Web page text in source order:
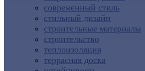
современный стиль
стильный дизайн
строительные материалы
строительство
теплоизоляция
террасная доска